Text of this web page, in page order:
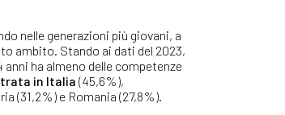
nelle generazioni più giovani, a
ambito. Stando ai dati del 2023,
anni ha almeno delle competenze
in Italia (45,6%),
(31,2%) e Romania (27,8%).